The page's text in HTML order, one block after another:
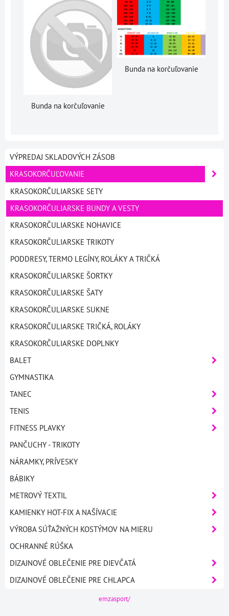
Bunda na korčuľovanie
Bunda na korčuľovanie
VÝPREDAJ SKLADOVÝCH ZÁSOB
KRASOKORČUĽOVANIE
KRASOKORČULIARSKE SETY
KRASOKORČULIARSKE BUNDY A VESTY
KRASOKORČULIARSKE NOHAVICE
KRASOKORČULIARSKE TRIKOTY
PODDRESY, TERMO LEGÍNY, ROLÁKY A TRIČKÁ
KRASOKORČULIARSKE ŠORTKY
KRASOKORČULIARSKE ŠATY
KRASOKORČULIARSKE SUKNE
KRASOKORČULIARSKE TRIČKÁ, ROLÁKY
KRASOKORČULIARSKE DOPLNKY
BALET
GYMNASTIKA
TANEC
TENIS
FITNESS PLAVKY
PANČUCHY - TRIKOTY
NÁRAMKY, PRÍVESKY
BÁBIKY
METROVÝ TEXTIL
KAMIENKY HOT-FIX A NAŠÍVACIE
VÝROBA SÚŤAŽNÝCH KOSTÝMOV NA MIERU
OCHRANNÉ RÚŠKA
DIZAJNOVÉ OBLEČENIE PRE DIEVČATÁ
DIZAJNOVÉ OBLEČENIE PRE CHLAPCA
emzasport/